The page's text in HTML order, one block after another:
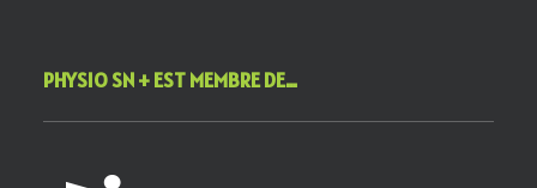
PHYSIO SN + EST MEMBRE DE…